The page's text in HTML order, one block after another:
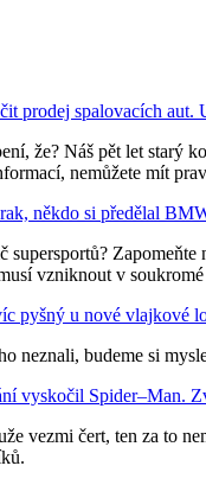
prodej spalovacích
že? Náš pět let starý
nemůžete mít
někdo si předělal
supersportů?
vzniknout v
pyšný u nové vlajkové
neznali, budeme si
vyskočil Spider–Man.
vezmi čert, ten za to